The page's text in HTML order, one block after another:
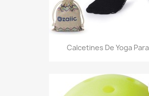
Calcetines De Yoga